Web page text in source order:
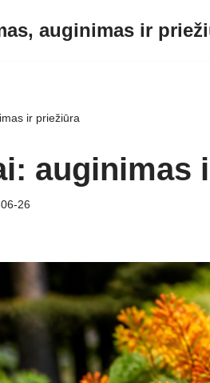
auginimas ir
ir priežiūra
auginimas
26